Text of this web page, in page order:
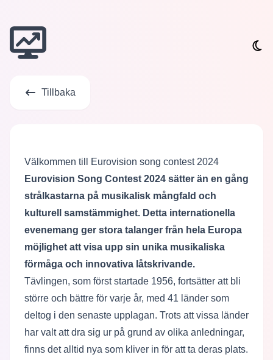
Tillbaka
Välkommen till Eurovision song contest 2024
Eurovision Song Contest 2024 sätter än en gång
strålkastarna på musikalisk mångfald och
kulturell samstämmighet. Detta internationella
evenemang ger stora talanger från hela Europa
möjlighet att visa upp sin unika musikaliska
förmåga och innovativa låtskrivande.
Tävlingen, som först startade 1956, fortsätter att bli
större och bättre för varje år, med 41 länder som
deltog i den senaste upplagan. Trots att vissa länder
har valt att dra sig ur på grund av olika anledningar,
finns det alltid nya som kliver in för att ta deras plats.